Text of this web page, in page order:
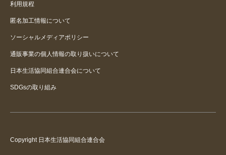
利用規程
匿名加工情報について
ソーシャルメディアポリシー
通販事業の個人情報の取り扱いについて
日本生活協同組合連合会について
SDGsの取り組み
Copyright 日本生活協同組合連合会